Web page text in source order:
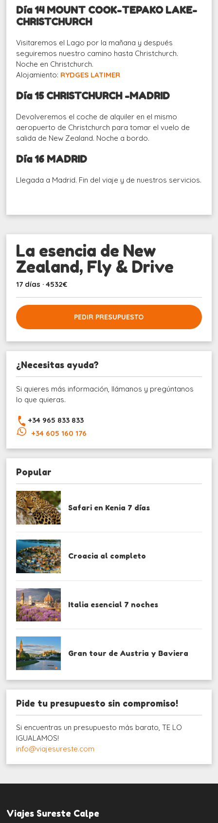
Día 14 MOUNT COOK-TEPAKO LAKE-
CHRISTCHURCH
Visitaremos el Lago por la mañana y después
seguiremos nuestro camino hasta Christchurch.
Noche en Christchurch.
Alojamiento: RYDGES LATIMER
Día 15 CHRISTCHURCH -MADRID
Devolveremos el coche de alquiler en el mismo
aeropuerto de Christchurch para tomar el vuelo de
salida de New Zealand. Noche a bordo.
Día 16 MADRID
Llegada a Madrid. Fin del viaje y de nuestros servicios.
La esencia de New
Zealand, Fly & Drive
17 días · 4532€
PEDIR PRESUPUESTO
¿Necesitas ayuda?
Si quieres más información, llámanos y pregúntanos
lo que quieras.
+34 965 833 833
+34 605 160 176
Popular
Safari en Kenia 7 días
Croacia al completo
Italia esencial 7 noches
Gran tour de Austria y Baviera
Pide tu presupuesto sin compromiso!
Si encuentras un presupuesto más barato, TE LO
IGUALAMOS!
info@viajesureste.com
Viajes Sureste Calpe